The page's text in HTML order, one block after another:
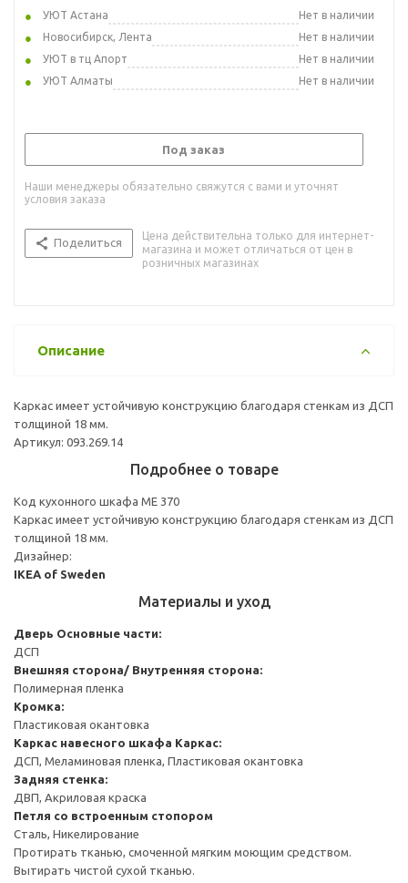
УЮТ Астана
Нет в наличии
Новосибирск, Лента
Нет в наличии
УЮТ в тц Апорт
Нет в наличии
УЮТ Алматы
Нет в наличии
Под заказ
Наши менеджеры обязательно свяжутся с вами и уточнят
условия заказа
Поделиться
Цена действительна только для интернет-
магазина и может отличаться от цен в
розничных магазинах
Описание
Каркас имеет устойчивую конструкцию благодаря стенкам из ДСП
толщиной 18 мм.
Артикул: 093.269.14
Подробнее о товаре
Код кухонного шкафа ME 370
Каркас имеет устойчивую конструкцию благодаря стенкам из ДСП
толщиной 18 мм.
Дизайнер:
IKEA of Sweden
Материалы и уход
Дверь Основные части:
ДСП
Внешняя сторона/ Внутренняя сторона:
Полимерная пленка
Кромка:
Пластиковая окантовка
Каркас навесного шкафа Каркас:
ДСП, Меламиновая пленка, Пластиковая окантовка
Задняя стенка:
ДВП, Акриловая краска
Петля со встроенным стопором
Сталь, Никелирование
Протирать тканью, смоченной мягким моющим средством.
Вытирать чистой сухой тканью.